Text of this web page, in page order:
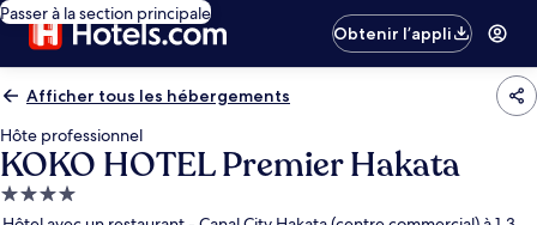
Passer à la section principale
Obtenir l’appli
Afficher tous les hébergements
Hôte professionnel
KOKO HOTEL Premier Hakata
Hébergement